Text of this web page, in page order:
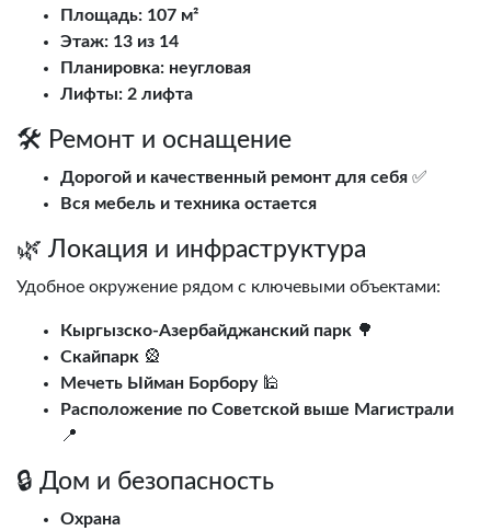
Площадь: 107 м²
Этаж: 13 из 14
Планировка: неугловая
Лифты: 2 лифта
🛠️ Ремонт и оснащение
Дорогой и качественный ремонт для себя ✅
Вся мебель и техника остается
🌿 Локация и инфраструктура
Удобное окружение рядом с ключевыми объектами:
Кыргызско-Азербайджанский парк 🌳
Скайпарк 🎡
Мечеть Ыйман Борбору🕌
Расположение по Советской выше Магистрали
📍
🔒 Дом и безопасность
Охрана